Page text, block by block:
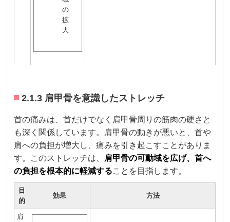
の
拡
大
2.1.3 肩甲骨を意識したストレッチ
首の痛みは、首だけでなく肩甲骨周りの筋肉の硬さと
も深く関係しています。肩甲骨の動きが悪いと、首や
肩への負担が増大し、痛みを引き起こすことがありま
す。このストレッチは、
肩甲骨の可動域を広げ、首へ
の負担を根本的に軽減することを目指します。
目
的
効果 方法
肩